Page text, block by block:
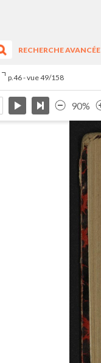
RECHERCHE AVANCÉE
p.46 - vue 49/158
90%